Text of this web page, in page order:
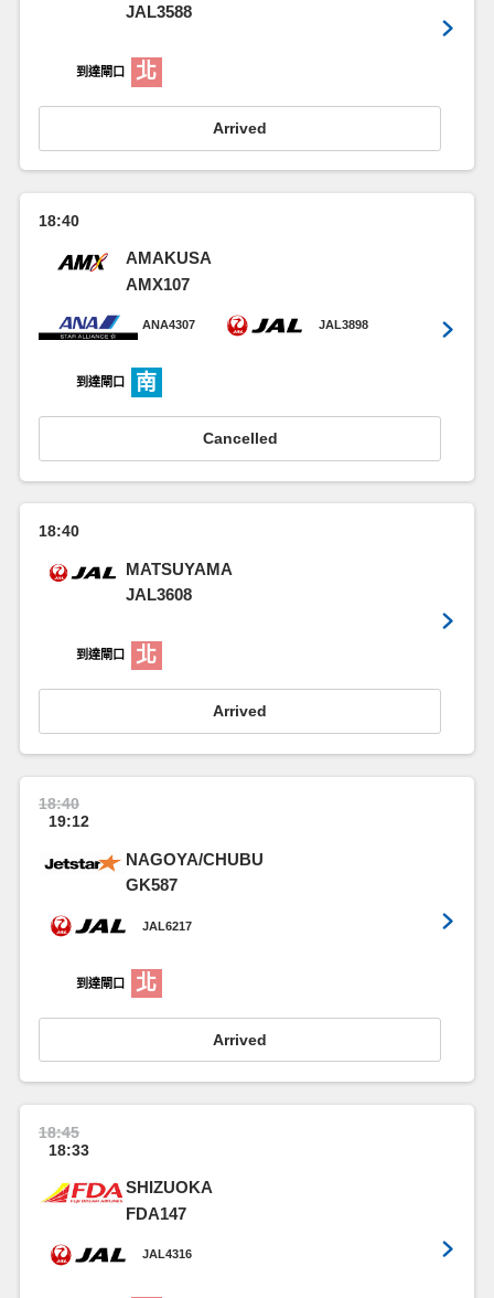
JAL3588
到達閘口 北
Arrived
18:40
AMAKUSA
AMX107
ANA4307 JAL3898
到達閘口 南
Cancelled
18:40
MATSUYAMA
JAL3608
到達閘口 北
Arrived
18:40
19:12
NAGOYA/CHUBU
GK587
JAL6217
到達閘口 北
Arrived
18:45
18:33
SHIZUOKA
FDA147
JAL4316